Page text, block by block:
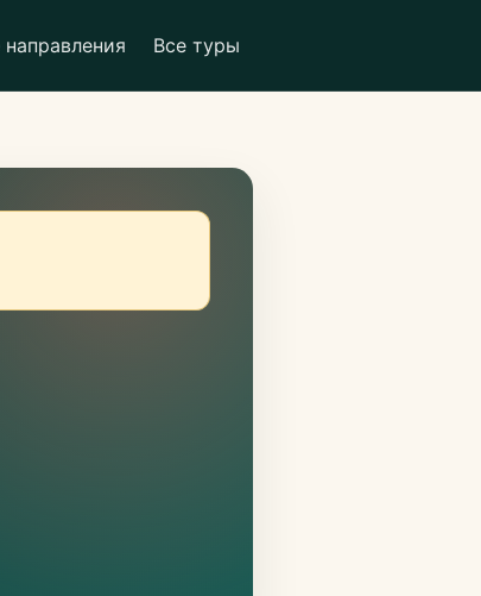
направления Все туры